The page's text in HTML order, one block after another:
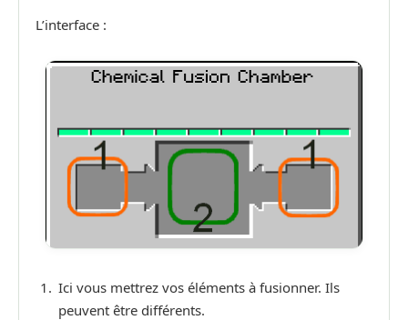
L’interface :
Ici vous mettrez vos éléments à fusionner. Ils
peuvent être différents.